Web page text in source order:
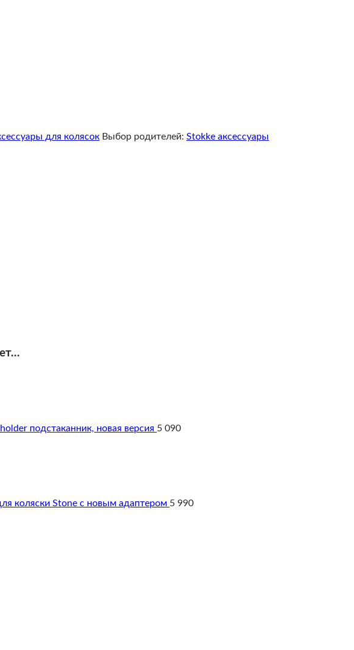
для колясок Выбор родителей: Stokke аксессуары
подстаканник, новая версия 5 090
коляски Stone с новым адаптером 5 990